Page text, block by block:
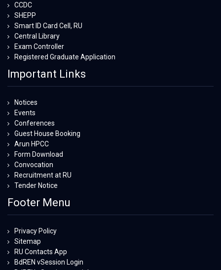
CCDC
SHEPP
Smart ID Card Cell, RU
Central Library
Exam Controller
Registered Graduate Application
Important Links
Notices
Events
Conferences
Guest House Booking
Arun HPCC
Form Download
Convocation
Recruitment at RU
Tender Notice
Footer Menu
Privacy Policy
Sitemap
RU Contacts App
BdREN vSession Login